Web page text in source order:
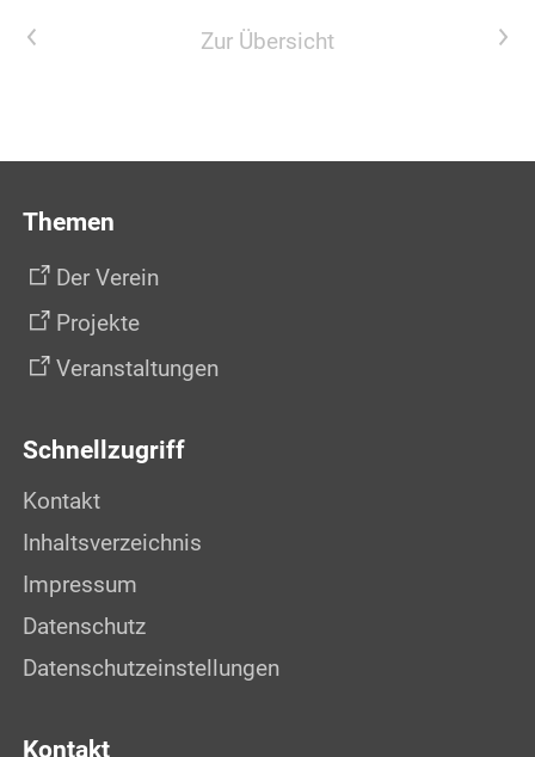
Vorheriger Artikel Zur Übersicht Nächster Artikel
Themen
Der Verein
Projekte
Veranstaltungen
Schnellzugriff
Kontakt
Inhaltsverzeichnis
Impressum
Datenschutz
Datenschutzeinstellungen
Kontakt